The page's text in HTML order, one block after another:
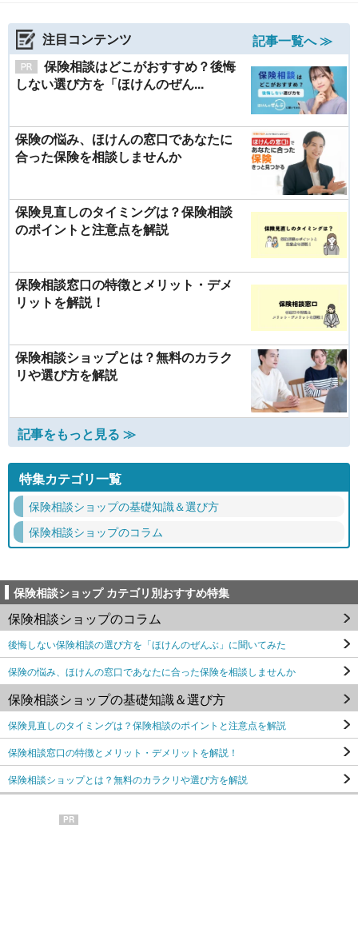
注目コンテンツ
記事一覧へ ≫
保険相談はどこがおすすめ？後悔
しない選び方を「ほけんのぜん...
保険の悩み、ほけんの窓口であなたに
合った保険を相談しませんか
保険見直しのタイミングは？保険相談
のポイントと注意点を解説
保険相談窓口の特徴とメリット・デメ
リットを解説！
保険相談ショップとは？無料のカラク
リや選び方を解説
記事をもっと見る ≫
特集カテゴリ一覧
保険相談ショップの基礎知識＆選び方
保険相談ショップのコラム
保険相談ショップ カテゴリ別おすすめ特集
保険相談ショップのコラム
後悔しない保険相談の選び方を「ほけんのぜんぶ」に聞いてみた
保険の悩み、ほけんの窓口であなたに合った保険を相談しませんか
保険相談ショップの基礎知識＆選び方
保険見直しのタイミングは？保険相談のポイントと注意点を解説
保険相談窓口の特徴とメリット・デメリットを解説！
保険相談ショップとは？無料のカラクリや選び方を解説
PR